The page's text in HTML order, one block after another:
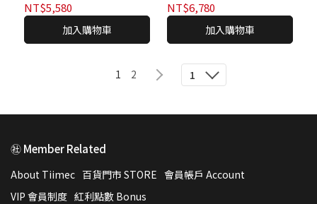
NT$5,580
加入購物車
NT$6,780
加入購物車
1 2 1
㊓ Member Related
About Tiimec 百貨門市 STORE 會員帳戶 Account
VIP 會員制度 紅利點數 Bonus